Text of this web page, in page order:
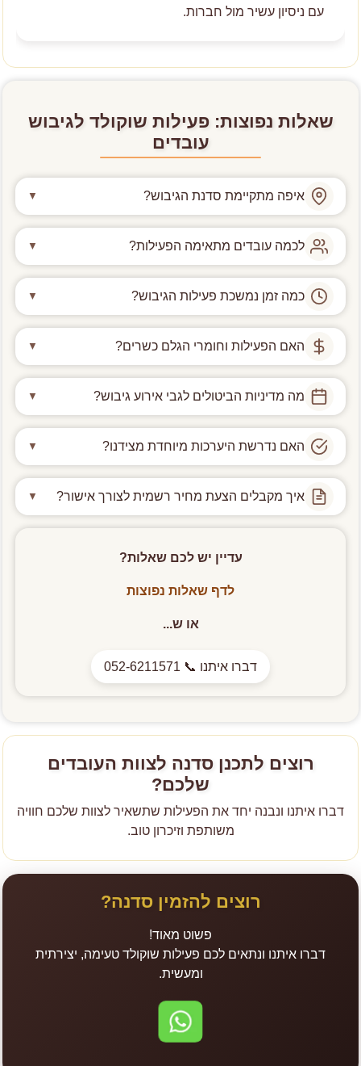
עם ניסיון עשיר מול חברות.
שאלות נפוצות: פעילות שוקולד לגיבוש
עובדים
איפה מתקיימת סדנת הגיבוש? ▼
הפעילות יכולה להתקיים אצלכם במשרד, בחדר ישיבות,
בחלל אירועים לבחירתכם או ב סטודיו שלנו בברקןלכמה עובדים מתאימה הפעילות? ▼
הסדנאות שלנו מותאמות לכל סדר גודל, החל מצוותים
אינטימיים ועד לאירועי חברה גדולים, כולל קבוצות של
למעלה מ-100 משתתפים
.
כמה זמן נמשכת פעילות הגיבוש? ▼
סדנת השוקולד נמשכת לרוב בין שעה וחצי לשעתיים ,
ולכן היא מתאימה במיוחד לשילוב בתוך יום גיבוש או
כפעילות שוברת שגרה באמצע יום עבודה.
האם הפעילות וחומרי הגלם כשרים? ▼
בהחלט. כל חומרי הגלם שלנו כשרים , והם מחזיקים
בתעודת כשרות של המועצה הדתית שומרון, כך שכלל
העובדים יכולים להשתתף, ליהנות ולטעום בראש שקט.
מה מדיניות הביטולים לגבי אירוע גיבוש? ▼
מבינים שלוחות זמנים ארגוניים משתנים לפעמים. חשוב
לעדכן אותנו על ביטול או דחייה בהקדם האפשרי, ולפחות
24 שעות לפני המועד שנקבע
, כי אנחנו רוכשים את
חומרי הגלם במיוחד לקראת האירוע שלכם.
האם נדרשת היערכות מיוחדת מצידנו? ▼
אנחנו מגיעים עם כל הציוד הנדרש ודואגים לניקיון בסיום.
מצידכם נדרש רק חדר ממוזג , שולחנות עבודה עם מפות
חד-פעמיות וגישה ל מקרר פנוי ותקין .
איך מקבלים הצעת מחיר רשמית לצורך אישור? ▼
עדיין יש לכם שאלות?
לדף שאלות נפוצות
או ש...
דברו איתנו 📞
רוצים לתכנן סדנה לצוות העובדים
שלכם?
דברו איתנו ונבנה יחד את הפעילות שתשאיר לצוות שלכם חוויה
משותפת וזיכרון טוב.
רוצים להזמין סדנה?
פשוט מאוד!
דברו איתנו ונתאים לכם פעילות שוקולד טעימה, יצירתית
ומעשית.